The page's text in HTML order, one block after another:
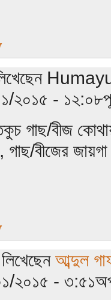
২০১৫ -
গাছ/বীজ
গাছ/বীজের
আব্দুল
২০১৫ -